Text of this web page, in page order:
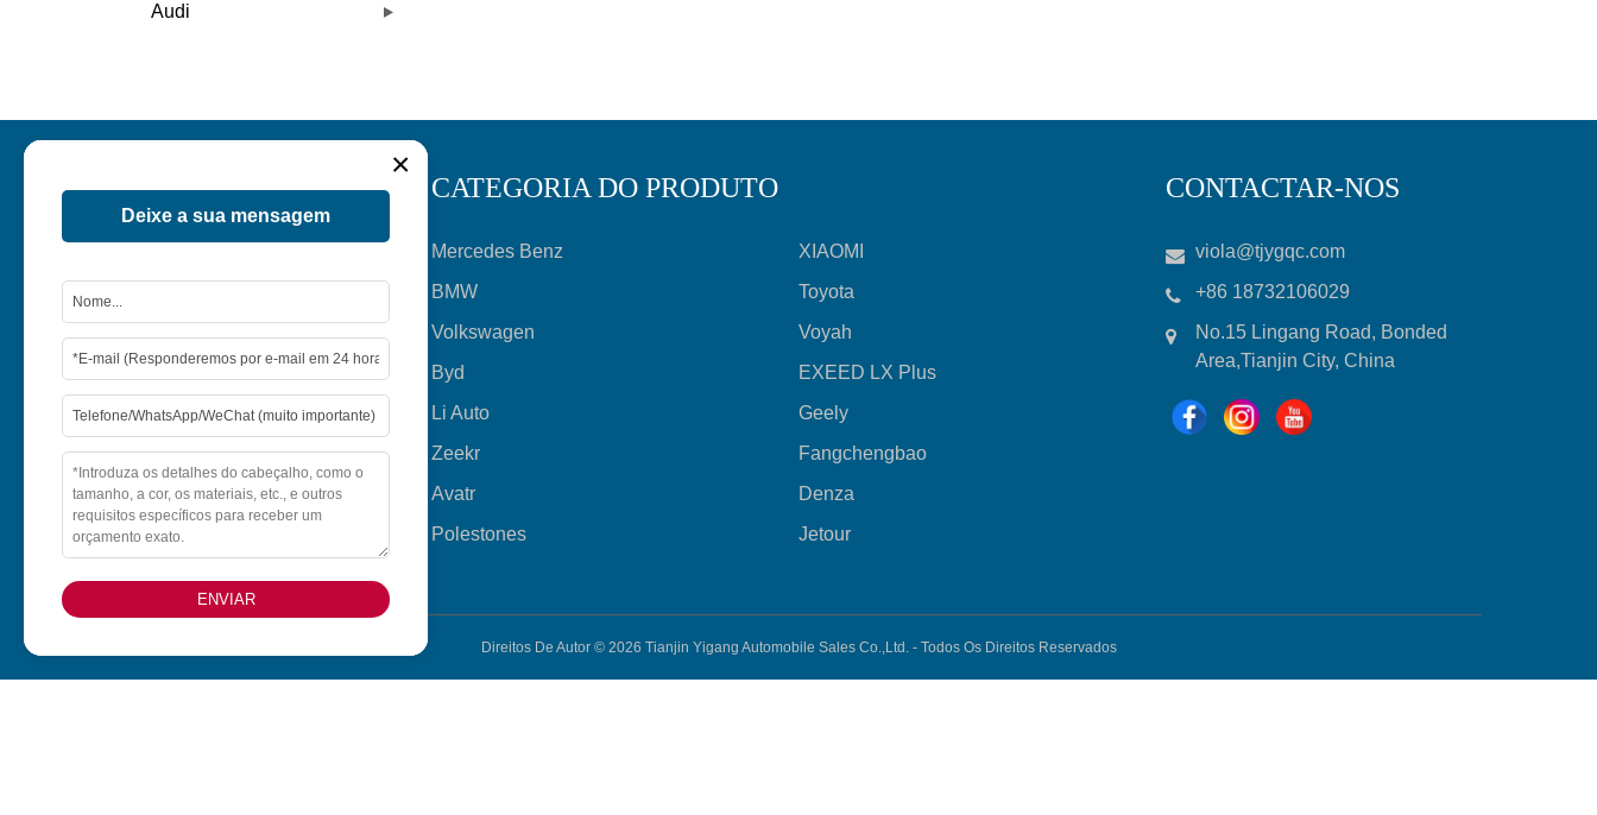
Audi
×
Deixe a sua mensagem
ENVIAR
INFORMAÇÃO
Sobre nós
Vídeo
Notícias
Contactar-nos
CATEGORIA DO PRODUTO
Mercedes Benz
BMW
Volkswagen
Byd
Li Auto
Zeekr
Avatr
Polestones
XIAOMI
Toyota
Voyah
EXEED LX Plus
Geely
Fangchengbao
Denza
Jetour
CONTACTAR-NOS
viola@tjygqc.com
+86 18732106029
No.15 Lingang Road, Bonded
Area,Tianjin City, China
Direitos De Autor © 2026 Tianjin Yigang Automobile Sales Co.,Ltd. - Todos Os Direitos Reservados